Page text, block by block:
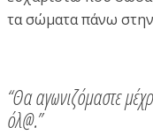
τα σώματα πάνω
“Θα αγωνιζόμαστε
όλ@.”